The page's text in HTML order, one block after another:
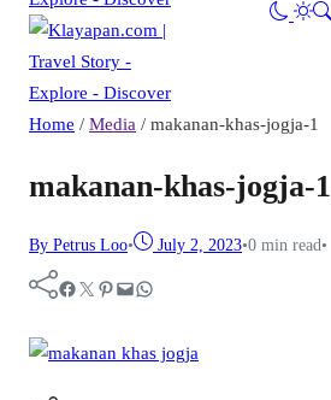
Home / Media / makanan-khas-jogja-1
makanan-khas-jogja-1
By Petrus Loo• July 2, 2023•0 min read•
Facebook Twitter Pinterest Mail WhatsApp